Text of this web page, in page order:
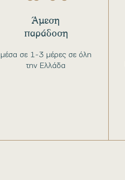
μέσα σε 1-3 μέρες σε όλη
την Ελλάδα
Άμεση
παράδοση